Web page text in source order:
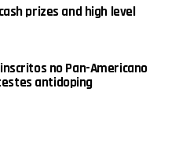
prizes and high level
no Pan-Americano
antidoping